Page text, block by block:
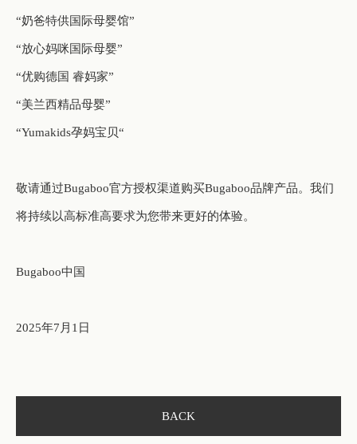
“奶爸特供国际母婴馆”
“放心妈咪国际母婴”
“优购德国 睿妈家”
“美兰西精品母婴”
“Yumakids孕妈宝贝“
敬请通过Bugaboo官方授权渠道购买Bugaboo品牌产品。 我们
将持续以高标准高要求为您带来更好的体验。
Bugaboo中国
2025年7 月 1 日
BACK